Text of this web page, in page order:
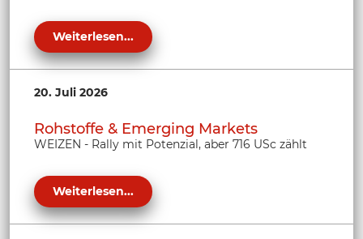
Weiterlesen...
20. Juli 2026
Rohstoffe & Emerging Markets
WEIZEN - Rally mit Potenzial, aber 716 USc zählt
Weiterlesen...